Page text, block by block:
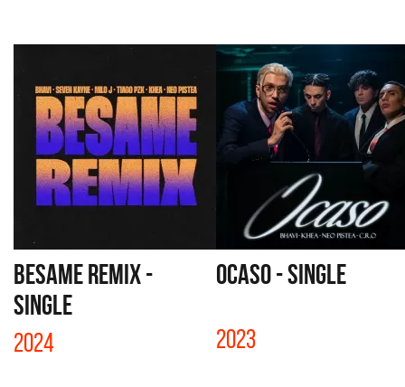
BESAME REMIX -
SINGLE
2024
OCASO - SINGLE
2023